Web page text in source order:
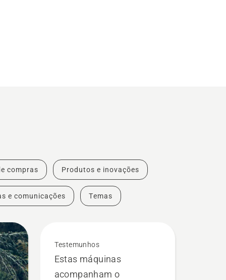
compras Produtos e inovações
e comunicações Temas
Testemunhos
Estas máquinas
acompanham o